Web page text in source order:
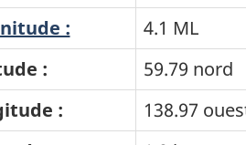
:
4.1 ML
:
59.79 nord
:
138.97